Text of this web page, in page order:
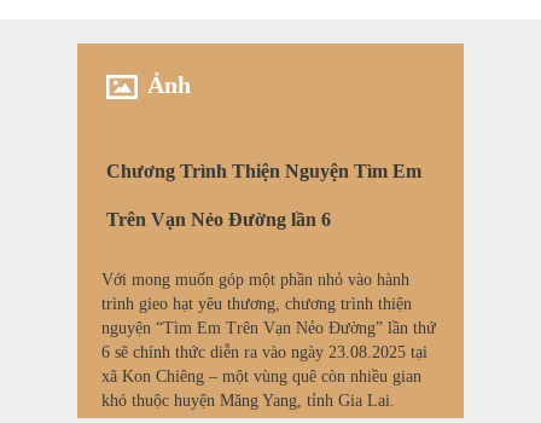
Ảnh
Chương Trình Thiện Nguyện Tìm Em
Trên Vạn Nẻo Đường lần 6
Với mong muốn góp một phần nhỏ vào hành
trình gieo hạt yêu thương, chương trình thiện
nguyện “Tìm Em Trên Vạn Nẻo Đường” lần thứ
6 sẽ chính thức diễn ra vào ngày 23.08.2025 tại
xã Kon Chiêng – một vùng quê còn nhiều gian
khó thuộc huyện Măng Yang, tỉnh Gia Lai.